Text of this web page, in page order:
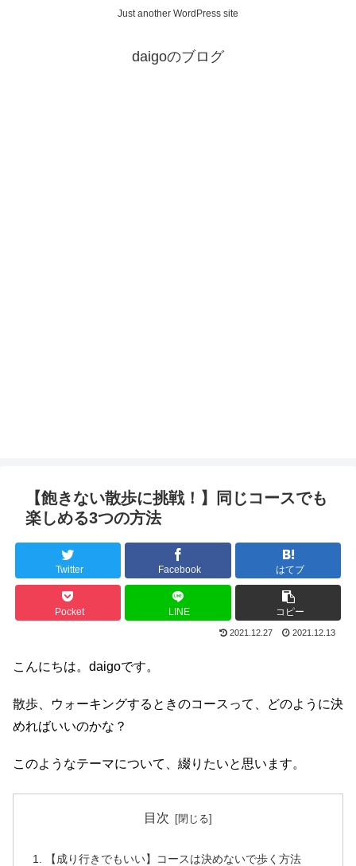
Just another WordPress site
daigoのブログ
【飽きない散歩に挑戦！】同じコースでも
楽しめる3つの方法
Twitter Facebook はてブ
Pocket LINE コピー
2021.12.27 2021.12.13
こんにちは。daigoです。
散歩、ウォーキングするときのコースって、どのように決
めればいいのかな？
このようなテーマについて、綴りたいと思います。
目次
【成り行きでもいい】コースは決めないで歩く方法